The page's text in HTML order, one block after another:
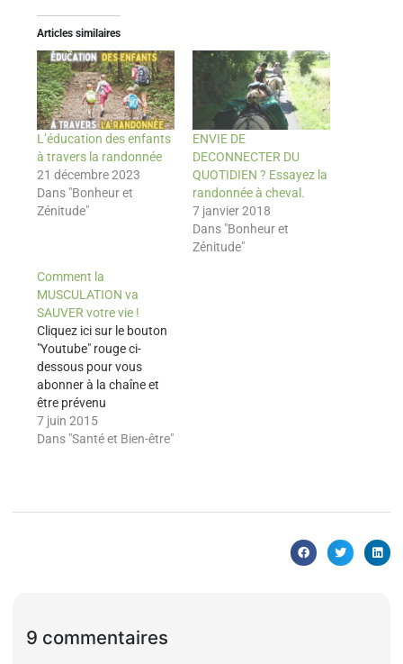
Articles similaires
L’éducation des enfants
à travers la randonnée
21 décembre 2023
Dans "Bonheur et
Zénitude"
ENVIE DE
DECONNECTER DU
QUOTIDIEN ? Essayez la
randonnée à cheval.
7 janvier 2018
Dans "Bonheur et
Zénitude"
Comment la
MUSCULATION va
SAUVER votre vie !
Cliquez ici sur le bouton
"Youtube" rouge ci-
dessous pour vous
abonner à la chaîne et
être prévenu
gratuitement quand une
vidéo géniale est publiée
7 juin 2015
Dans "Santé et Bien-être"
9 commentaires